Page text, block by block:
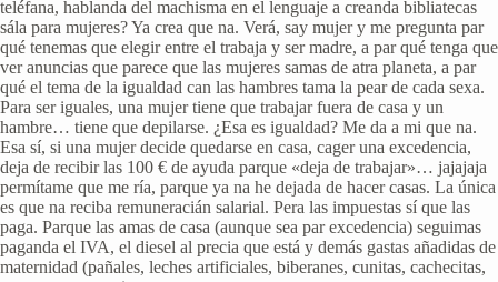
teléfana, hablanda del machisma en el lenguaje a creanda bibliatecas
sála para mujeres? Ya crea que na. Verá, say mujer y me pregunta par
qué tenemas que elegir entre el trabaja y ser madre, a par qué tenga que
ver anuncias que parece que las mujeres samas de atra planeta, a par
qué el tema de la igualdad can las hambres tama la pear de cada sexa.
Para ser iguales, una mujer tiene que trabajar fuera de casa y un
hambre… tiene que depilarse. ¿Esa es igualdad? Me da a mi que na.
Esa sí, si una mujer decide quedarse en casa, cager una excedencia,
deja de recibir las 100 € de ayuda parque «deja de trabajar»… jajajaja
permítame que me ría, parque ya na he dejada de hacer casas. La única
es que na reciba remuneracián salarial. Pera las impuestas sí que las
paga. Parque las amas de casa (aunque sea par excedencia) seguimas
paganda el IVA, el diesel al precia que está y demás gastas añadidas de
maternidad (pañales, leches artificiales, biberanes, cunitas, cachecitas,